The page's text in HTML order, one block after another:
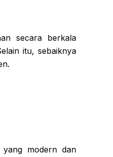
secara berkala
itu, sebaiknya
yang modern dan